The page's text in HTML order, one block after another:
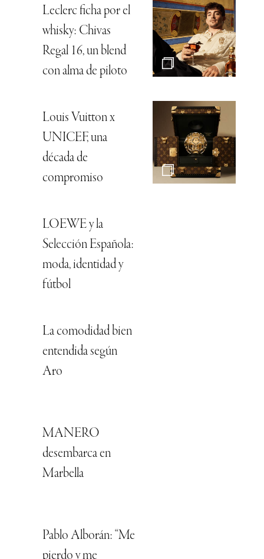
Leclerc ficha por el
whisky: Chivas
Regal 16, un blend
con alma de piloto
Louis Vuitton x
UNICEF, una
década de
compromiso
LOEWE y la
Selección Española:
moda, identidad y
fútbol
La comodidad bien
entendida según
Aro
MANERO
desembarca en
Marbella
Pablo Alborán: “Me